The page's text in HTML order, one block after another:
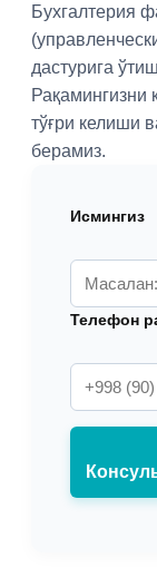
Бухгалтерия
дастурига
Рақамингизни
тўғри келиши
берамиз.
Исмингиз
Телефон